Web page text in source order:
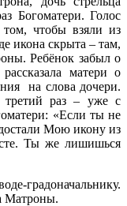
Богоматери. Голос
том, чтобы взяли из
икона скрыта – там,
Ребёнок забыл о
матери о
на слова дочери.
третий раз – уже с
«Если ты не
Мою икону из
Ты же лишишься
градоначальнику.
Матроны.